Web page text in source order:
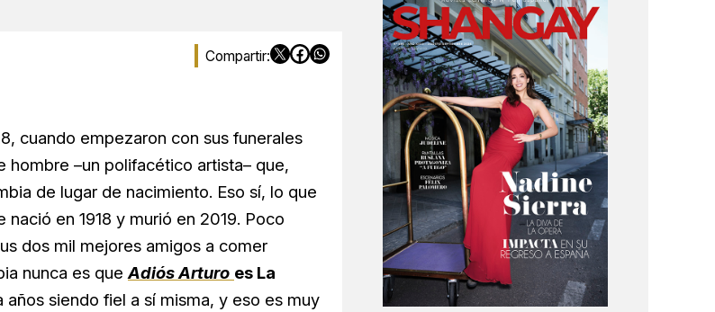
cuando empezaron con sus funerales
hombre –un polifacético artista– que,
de lugar de nacimiento. Eso sí, lo que
en 1918 y murió en 2019. Poco
dos mil mejores amigos a comer
nunca es que Adiós Arturo es La
siendo fiel a sí misma, y eso es muy